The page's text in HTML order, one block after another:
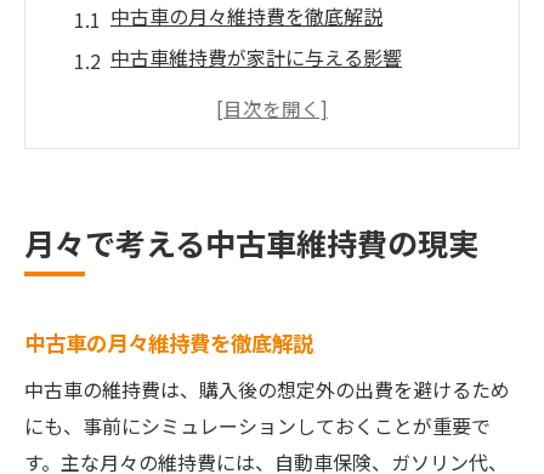
中古車の月々維持費を徹底解説
中古車維持費が家計に与える影響
大学生にも分かる中古車維持費の内訳
維持費シミュレーションで見える安心
中古車維持費シミュレーションの活用法
月々・年間の中古車維持費を見積もるコツ
維持費シミュレーションで無理なく所有
大学生向け中古車維持費シミュレーション
月々で考える中古車維持費の現実
中古車の月々維持費を徹底解説
中古車の維持費は、購入後の想定外の出費を避けるため
にも、事前にシミュレーションしておくことが重要で
す。主な月々の維持費には、自動車保険、ガソリン代、